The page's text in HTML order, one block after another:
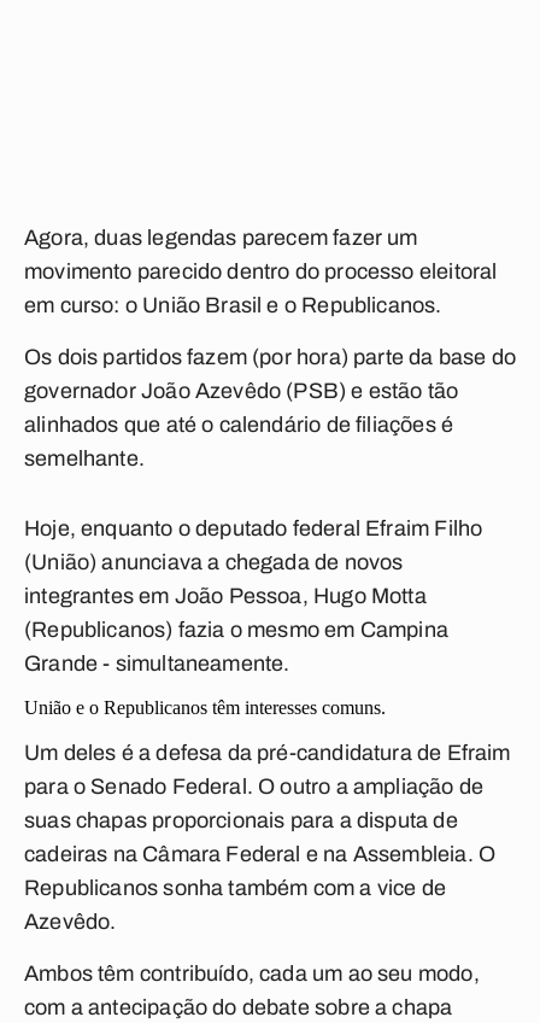
Agora, duas legendas parecem fazer um
movimento parecido dentro do processo eleitoral
em curso: o União Brasil e o Republicanos.
Os dois partidos fazem (por hora) parte da base do
governador João Azevêdo (PSB) e estão tão
alinhados que até o calendário de filiações é
semelhante.
Hoje, enquanto o deputado federal Efraim Filho
(União) anunciava a chegada de novos
integrantes em João Pessoa, Hugo Motta
(Republicanos) fazia o mesmo em Campina
Grande - simultaneamente.
União e o Republicanos têm interesses comuns.
Um deles é a defesa da pré-candidatura de Efraim
para o Senado Federal. O outro a ampliação de
suas chapas proporcionais para a disputa de
cadeiras na Câmara Federal e na Assembleia. O
Republicanos sonha também com a vice de
Azevêdo.
Ambos têm contribuído, cada um ao seu modo,
com a antecipação do debate sobre a chapa